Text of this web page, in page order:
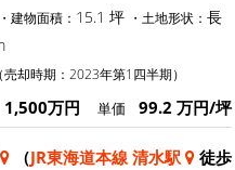
・建物面積： 15.1 坪 ・土地形状： 長
（売却時期：2023年第1四半期）
1,500万円 単価 99.2 万円/坪
（JR東海道本線 清水駅
徒歩